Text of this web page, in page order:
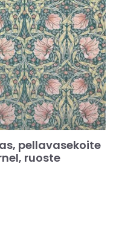
pellavasekoite
ruoste